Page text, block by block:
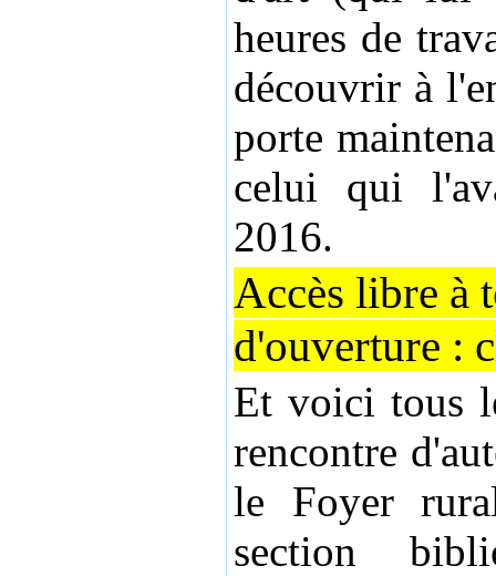
heures de
découvrir à
porte
celui qui
2016.
Accès libre à
d'ouverture :
Et voici tous
rencontre
le Foyer
section